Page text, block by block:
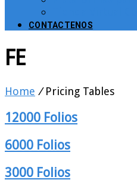
CONTACTENOS
FE
Home /Pricing Tables
12000 Folios
6000 Folios
3000 Folios